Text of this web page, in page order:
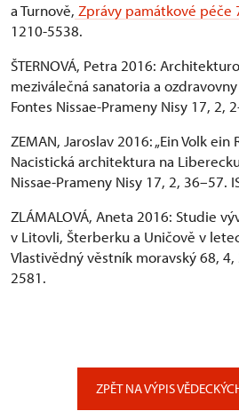
a Turnově, Zprávy památkové péče
1210-5538.
ŠTERNOVÁ, Petra 2016:
meziválečná sanatoria a
Fontes Nissae-Prameny Nisy 17, 2,
ZEMAN, Jaroslav 2016: „Ein Volk
Nacistická architektura na
Nissae-Prameny Nisy 17, 2, 36–57.
ZLÁMALOVÁ, Aneta 2016: Studie
v Litovli, Šterberku a Uničově v
Vlastivědný věstník moravský 68, 4,
2581.
ZPĚT NA VÝPIS